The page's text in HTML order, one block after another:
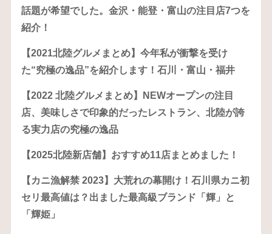
話題が希望でした。金沢・能登・富山の注目店7つを
紹介！
【2021北陸グルメまとめ】今年私が衝撃を受け
た“究極の逸品”を紹介します！石川・富山・福井
【2022 北陸グルメまとめ】NEWオープンの注目
店、美味しさで印象的だったレストラン、北陸が誇
る実力店の究極の逸品
【2025北陸新店舗】おすすめ11店まとめました！
【カニ漁解禁 2023】大荒れの幕開け！石川県カニ初
セリ最高値は？出ました最高級ブランド「輝」と
「輝姫」